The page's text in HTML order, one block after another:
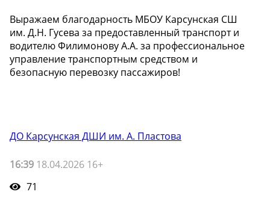
Выражаем благодарность МБОУ Карсунская СШ
им. Д.Н. Гусева за предоставленный транспорт и
водителю Филимонову А.А. за профессиональное
управление транспортным средством и
безопасную перевозку пассажиров!
ДО Карсунская ДШИ им. А. Пластова
16:39 18.04.2026 16+
71